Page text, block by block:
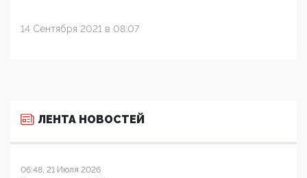
14 Сентября 2021 в 08:07
ЛЕНТА НОВОСТЕЙ
06:48, 21 Июля 2026